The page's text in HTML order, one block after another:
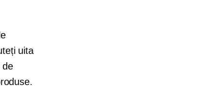
uita
de